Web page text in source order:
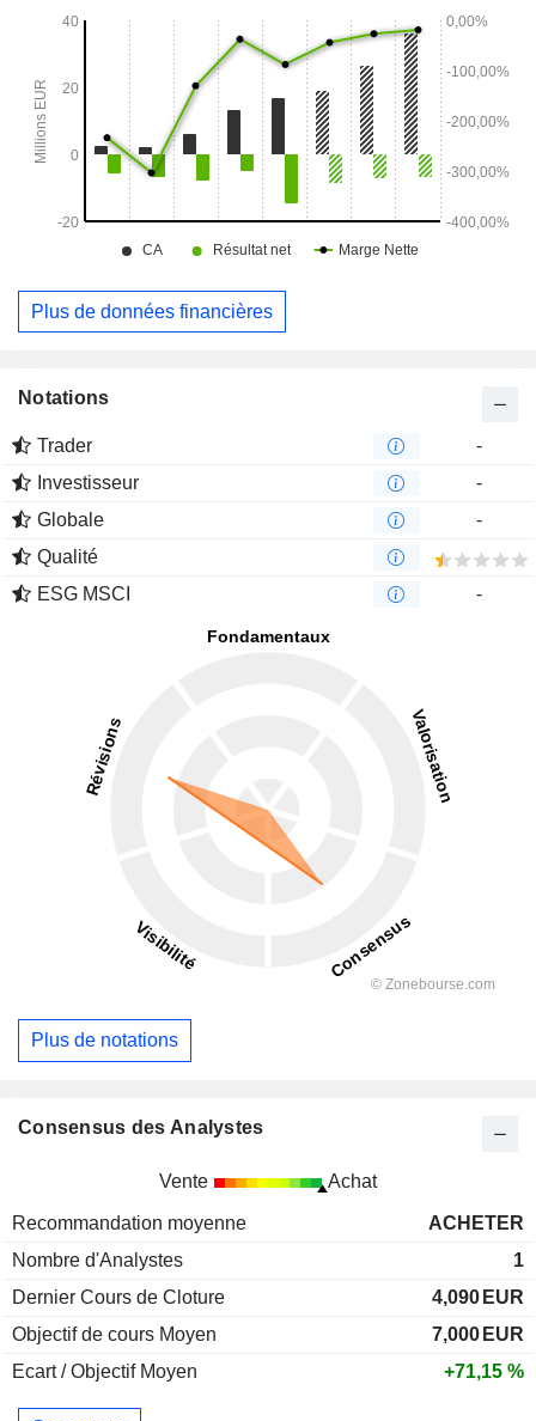
Plus de données financières
Notations
Trader
-
Investisseur
-
Globale
-
Qualité
ESG MSCI
-
Plus de notations
Consensus des Analystes
Vente Achat
Recommandation moyenne
ACHETER
Nombre d'Analystes
1
Dernier Cours de Cloture
4,090 EUR
Objectif de cours Moyen
7,000 EUR
Ecart / Objectif Moyen
+71,15 %